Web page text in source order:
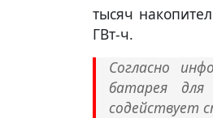
тысяч
ГВт-ч.
Согласно
батарея для
содействует